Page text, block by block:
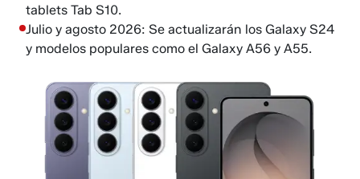
tablets Tab S10.
Julio y agosto 2026: Se actualizarán los Galaxy S24
y modelos populares como el Galaxy A56 y A55.